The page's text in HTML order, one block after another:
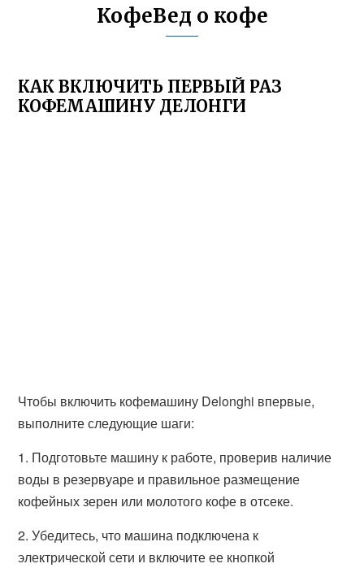
КофеВед о кофе
КАК ВКЛЮЧИТЬ ПЕРВЫЙ РАЗ
КОФЕМАШИНУ ДЕЛОНГИ
Чтобы включить кофемашину Delonghi впервые,
выполните следующие шаги:
1. Подготовьте машину к работе, проверив наличие
воды в резервуаре и правильное размещение
кофейных зерен или молотого кофе в отсеке.
2. Убедитесь, что машина подключена к
электрической сети и включите ее кнопкой